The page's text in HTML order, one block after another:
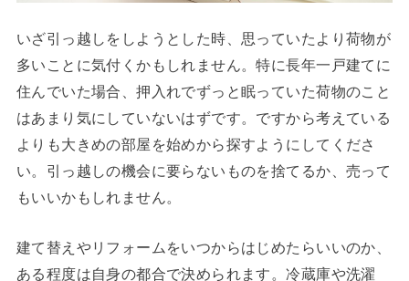
いざ引っ越しをしようとした時、思っていたより荷物が
多いことに気付くかもしれません。特に長年一戸建てに
住んでいた場合、押入れでずっと眠っていた荷物のこと
はあまり気にしていないはずです。ですから考えている
よりも大きめの部屋を始めから探すようにしてくださ
い。引っ越しの機会に要らないものを捨てるか、売って
もいいかもしれません。
建て替えやリフォームをいつからはじめたらいいのか、
ある程度は自身の都合で決められます。冷蔵庫や洗濯